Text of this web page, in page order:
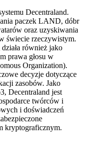
Decentraland.
paczek LAND, dóbr
oraz uzyskiwania
świecie rzeczywistym.
również jako
prawa głosu w
Organization).
decyzje dotyczące
zasobów. Jako
Decentraland jest
twórców i
i doświadczeń
kryptograficznym.